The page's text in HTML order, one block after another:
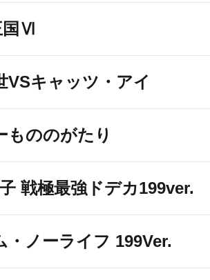
国Ⅵ
VSキャッツ・アイ
もののがたり
戦極最強ドデカ199ver.
・ノーライフ 199Ver.